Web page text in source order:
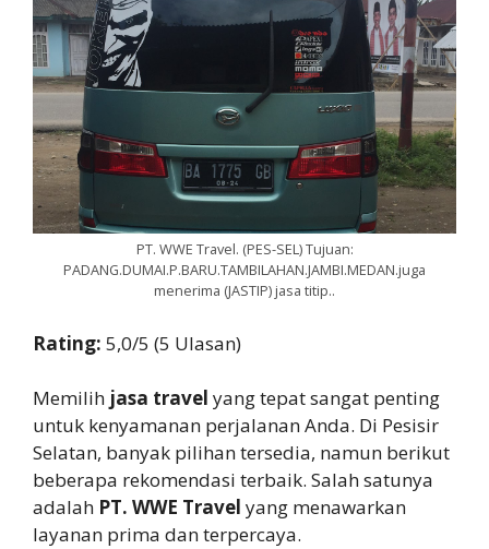
PT. WWE Travel. (PES-SEL) Tujuan:
PADANG.DUMAI.P.BARU.TAMBILAHAN.JAMBI.MEDAN.juga
menerima (JASTIP) jasa titip..
Rating: 5,0/5 (5 Ulasan)
Memilih jasa travel yang tepat sangat penting
untuk kenyamanan perjalanan Anda. Di Pesisir
Selatan, banyak pilihan tersedia, namun berikut
beberapa rekomendasi terbaik. Salah satunya
adalah PT. WWE Travel yang menawarkan
layanan prima dan terpercaya.